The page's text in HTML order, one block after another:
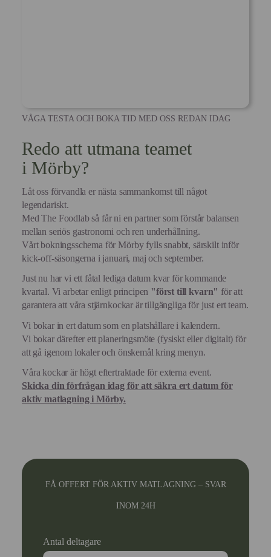
VÅGA TESTA OCH BOKA TID MED OSS REDAN IDAG
Redo att utmana teamet
i Mörby?
Låt oss förvandla er nästa sammankomst till något
legendariskt.
Med The Foodlab så får ni en partner som förstår balansen
mellan seriös gastronomi och ren underhållning.
Vårt bokningsschema för Mörby fylls snabbt, särskilt inför
kick-off-säsongerna i januari, maj och september.
Just nu har vi ett fåtal lediga datum kvar för kommande
kvartal. Vi arbetar enligt principen "först till kvarn" för att
garantera att våra stjärnkockar är tillgängliga för just ert team.
Vi bokar in ert datum som en platshållare i kalendern.
Vi bokar därefter ett planeringsmöte (fysiskt eller digitalt) för
att gå igenom lokaler och önskemål kring menyn.
Våra kockar är högt eftertraktade för externa event.
Skicka din förfrågan idag för att säkra ert datum för
aktiv matlagning i Mörby.
FÅ OFFERT FÖR AKTIV MATLAGNING – SVAR
INOM 24H
Antal deltagare